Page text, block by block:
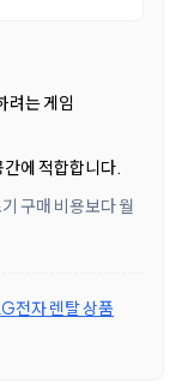
려는 게임
에 적합합니다.
구매 비용보다 월
전자 렌탈 상품